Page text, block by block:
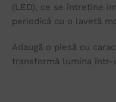
(LED), ce se întreține
periodică cu o lavetă
Adaugă o piesă cu
transformă lumina